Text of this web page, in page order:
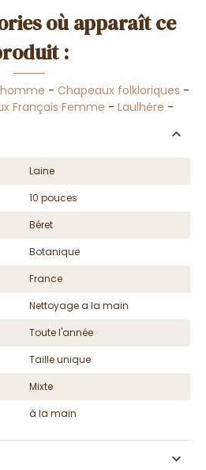
où apparaît ce
:
- Chapeaux folkloriques -
Français Femme - Laulhère -
Laine
10 pouces
Béret
Botanique
France
Nettoyage a la main
Toute l'année
Taille unique
Mixte
à la main